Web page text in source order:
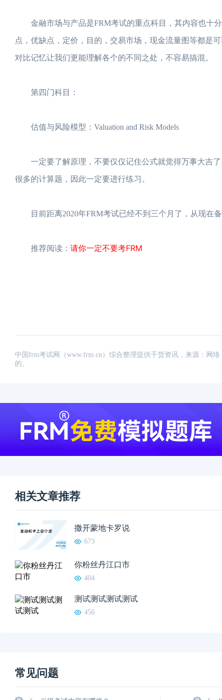
金融市场与产品是FRM考试的重点科目，其内容也十分
点，优缺点，定价，目的，交易市场，现金流量图等都是
对比记忆让我们更能理解各个的不同之处，不容易搞混。
第四门科目：
估值与风险模型：Valuation and Risk Models
一定要了解原理，不要仅仅记住公式就觉得万事大吉了
很多的计算题，因此一定要进行练习。
目前距离2020年FRM考试已经不到三个月了，从现在
推荐阅读： 请你一定不要考FRM
中国frm考试网（www.frm.cn）综合整理提供干货资讯，来源：网
的。
相关文章推荐
撒开蒙地卡罗说
673
你粉丝丹江口市
404
测试测试测试测试
456
常见问题